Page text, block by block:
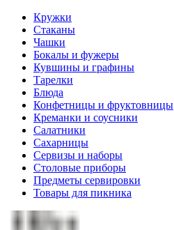
Кружки
Стаканы
Чашки
Бокалы и фужеры
Кувшины и графины
Тарелки
Блюда
Конфетницы и фруктовницы
Креманки и соусники
Салатники
Сахарницы
Сервизы и наборы
Столовые приборы
Предметы сервировки
Товары для пикника